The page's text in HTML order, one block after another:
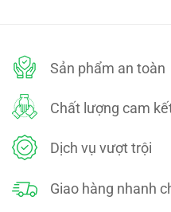
Sản phẩm an toàn
Chất lượng cam
Dịch vụ vượt trội
Giao hàng nhanh